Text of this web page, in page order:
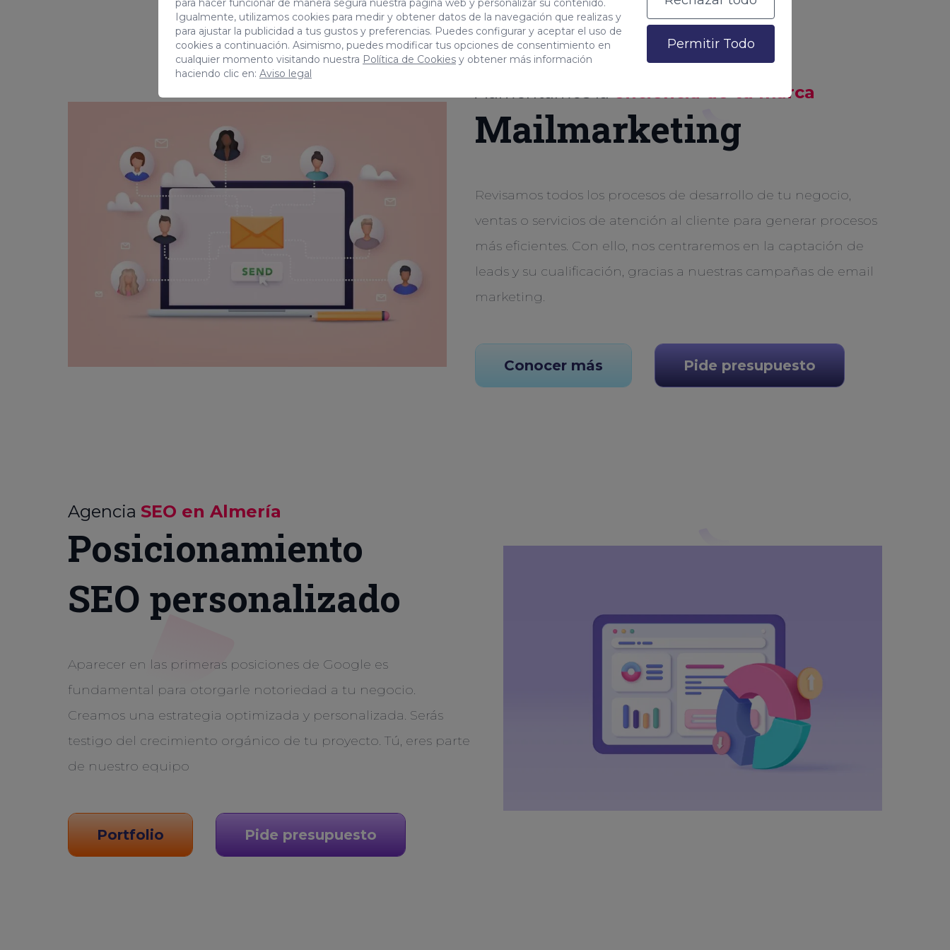
para hacer funcionar de manera segura nuestra página web y personalizar su contenido.
Igualmente, utilizamos cookies para medir y obtener datos de la navegación que realizas y
para ajustar la publicidad a tus gustos y preferencias. Puedes configurar y aceptar el uso de
cookies a continuación. Asimismo, puedes modificar tus opciones de consentimiento en
cualquier momento visitando nuestra Política de Cookies y obtener más información
haciendo clic en: Aviso legal
Permitir Todo
Aumentamos laeficiencia de tu marca
Mailmarketing
Revisamos todos los procesos de desarrollo de tu negocio,
ventas o servicios de atención al cliente para generar procesos
más eficientes. Con ello, nos centraremos en la captación de
leads y su cualificación, gracias a nuestras campañas de email
marketing.
Conocer más Pide presupuesto
Agencia SEO en Almería
Posicionamiento
SEO personalizado
Aparecer en las primeras posiciones de Google es
fundamental para otorgarle notoriedad a tu negocio.
Creamos una estrategia optimizada y personalizada. Serás
testigo del crecimiento orgánico de tu proyecto. Tú, eres parte
de nuestro equipo
Portfolio Pide presupuesto